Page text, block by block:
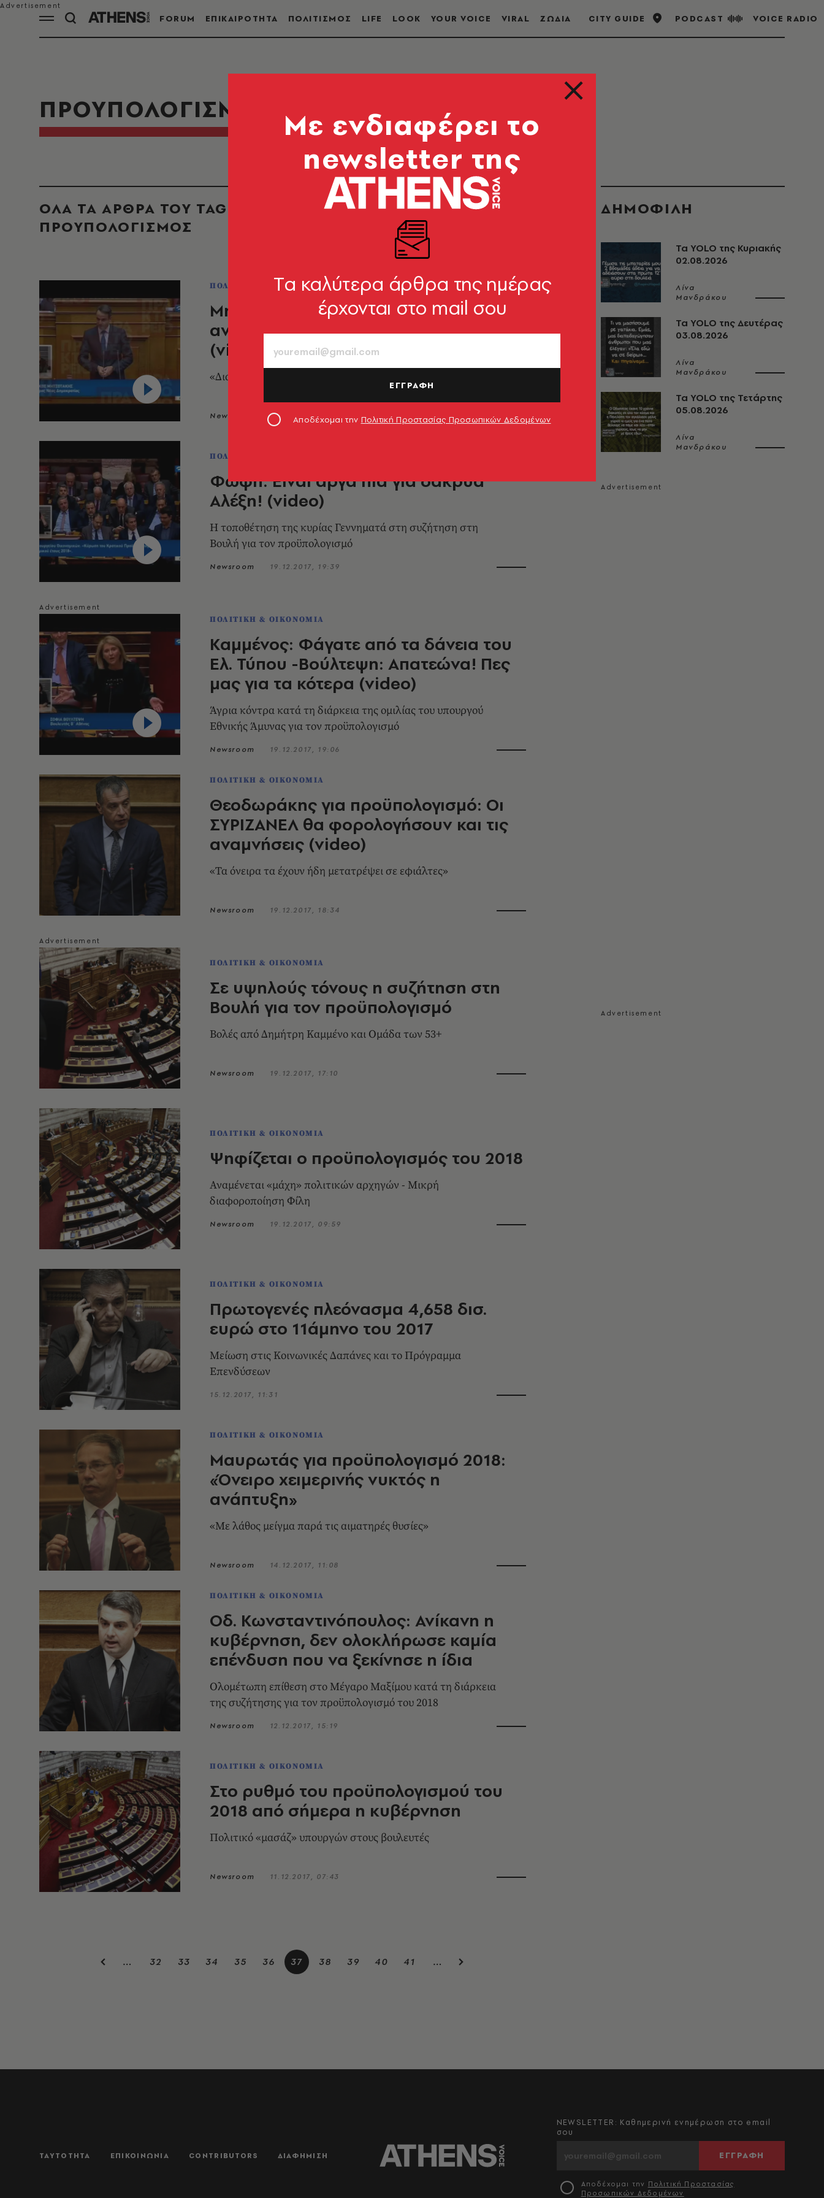
FORUM ΕΠΙΚΑΙΡΟΤΗΤΑ ΠΟΛΙΤΙΣΜΟΣ LIFE LOOK YOUR VOICE VIRAL ΖΩΔΙΑ CITY GUIDE PODCAST VOICE RADIO
ΠΡΟΥΠΟΛΟΓΙΣΜΟΣ
ΟΛΑ ΤΑ ΑΡΘΡΑ ΤΟΥ TAG
ΠΡΟΥΠΟΛΟΓΙΣΜΟΣ
ΠΟΛΙΤΙΚΗ & ΟΙΚΟΝΟΜΙΑ
Μητσοτάκης: Αποτύχατε και σαν
αντιμνημονιακοί και σαν μνημονιακοί
(video)
«Διαλύετε συνειδητά τη μεσαία τάξη»
Newsroom 19.12.2017, 20:21
ΠΟΛΙΤΙΚΗ & ΟΙΚΟΝΟΜΙΑ
Φώφη: Είναι αργά πια για δάκρυα
Αλέξη! (video)
Η τοποθέτηση της κυρίας Γεννηματά στη συζήτηση στη
Βουλή για τον προϋπολογισμό
Newsroom 19.12.2017, 19:39
ΠΟΛΙΤΙΚΗ & ΟΙΚΟΝΟΜΙΑ
Καμμένος: Φάγατε από τα δάνεια του
Ελ. Τύπου -Βούλτεψη: Απατεώνα! Πες
μας για τα κότερα (video)
Άγρια κόντρα κατά τη διάρκεια της ομιλίας του υπουργού
Εθνικής Άμυνας για τον προϋπολογισμό
Newsroom 19.12.2017, 19:06
ΠΟΛΙΤΙΚΗ & ΟΙΚΟΝΟΜΙΑ
Θεοδωράκης για προϋπολογισμό: Oι
ΣΥΡΙΖΑΝΕΛ θα φορολογήσουν και τις
αναμνήσεις (video)
«Τα όνειρα τα έχουν ήδη μετατρέψει σε εφιάλτες»
Newsroom 19.12.2017, 18:34
ΠΟΛΙΤΙΚΗ & ΟΙΚΟΝΟΜΙΑ
Σε υψηλούς τόνους η συζήτηση στη
Βουλή για τον προϋπολογισμό
Βολές από Δημήτρη Καμμένο και Ομάδα των 53+
Newsroom 19.12.2017, 17:10
ΠΟΛΙΤΙΚΗ & ΟΙΚΟΝΟΜΙΑ
Ψηφίζεται ο προϋπολογισμός του 2018
Αναμένεται «μάχη» πολιτικών αρχηγών - Μικρή
διαφοροποίηση Φίλη
Newsroom 19.12.2017, 09:59
ΠΟΛΙΤΙΚΗ & ΟΙΚΟΝΟΜΙΑ
Πρωτογενές πλεόνασμα 4,658 δισ.
ευρώ στο 11άμηνο του 2017
Μείωση στις Κοινωνικές Δαπάνες και το Πρόγραμμα
Επενδύσεων
15.12.2017, 11:31
ΠΟΛΙΤΙΚΗ & ΟΙΚΟΝΟΜΙΑ
Μαυρωτάς για προϋπολογισμό 2018:
«Όνειρο χειμερινής νυκτός η
ανάπτυξη»
«Με λάθος μείγμα παρά τις αιματηρές θυσίες»
Newsroom 14.12.2017, 11:08
ΠΟΛΙΤΙΚΗ & ΟΙΚΟΝΟΜΙΑ
Οδ. Κωνσταντινόπουλος: Ανίκανη η
κυβέρνηση, δεν ολοκλήρωσε καμία
επένδυση που να ξεκίνησε η ίδια
Ολομέτωπη επίθεση στο Μέγαρο Μαξίμου κατά τη διάρκεια
της συζήτησης για τον προϋπολογισμό του 2018
Newsroom 12.12.2017, 15:19
ΠΟΛΙΤΙΚΗ & ΟΙΚΟΝΟΜΙΑ
Στο ρυθμό του προϋπολογισμού του
2018 από σήμερα η κυβέρνηση
Πολιτικό «μασάζ» υπουργών στους βουλευτές
Newsroom 11.12.2017, 07:43
… 32 33 34 35 36 37 38 39 40 41 …
ΔΗΜΟΦΙΛΗ
Τα YOLO της Κυριακής
02.08.2026
Λίνα
Μανδράκου
Τα YOLO της Δευτέρας
03.08.2026
Λίνα
Μανδράκου
Τα YOLO της Τετάρτης
05.08.2026
Λίνα
Μανδράκου
ΤΑΥΤΟΤΗΤΑ ΕΠΙΚΟΙΝΩΝΙΑ CONTRIBUTORS ΔΙΑΦΗΜΙΣΗ
NEWSLETTER: Καθημερινή ενημέρωση στο email
σου
ΕΓΓΡΑΦΗ
Αποδέχομαι την Πολιτική Προστασίας
Προσωπικών Δεδομένων
Mε ενδιαφέρει το
newsletter της
Tα καλύτερα άρθρα της ημέρας
έρχονται στο mail σου
ΕΓΓΡΑΦΗ
Αποδέχομαι την Πολιτική Προστασίας Προσωπικών Δεδομένων